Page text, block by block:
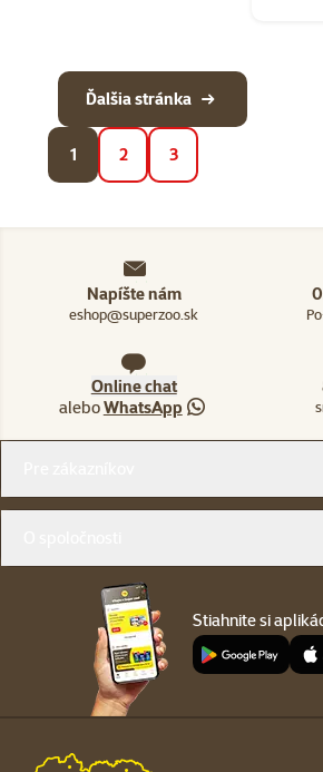
1 2 3
Ďalšia stránka
Napíšte nám
eshop@superzoo.sk
Online chat
aleboWhatsApp
Stiahnite si